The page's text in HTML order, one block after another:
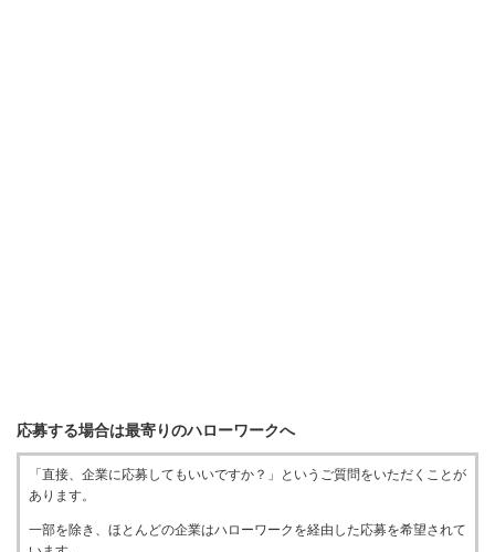
応募する場合は最寄りのハローワークへ
「直接、企業に応募してもいいですか？」というご質問をいただくことが
あります。
一部を除き、ほとんどの企業はハローワークを経由した応募を希望されて